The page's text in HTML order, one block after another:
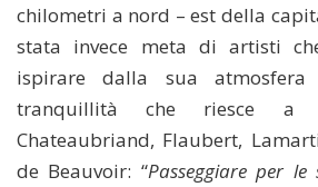
chilometri a nord – est della
stata invece meta di artisti
ispirare dalla sua
tranquillità che riesce a
Chateaubriand, Flaubert,
de Beauvoir: “Passeggiare per